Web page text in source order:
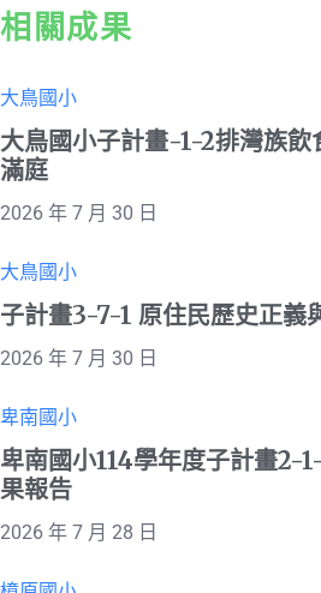
相關成果
大鳥國小
大鳥國小子計畫-1-2排灣族
滿庭
2026 年 7 月 30 日
大鳥國小
子計畫3-7-1 原住民歷史正義
2026 年 7 月 30 日
卑南國小
卑南國小114學年度子計畫2-
果報告
2026 年 7 月 28 日